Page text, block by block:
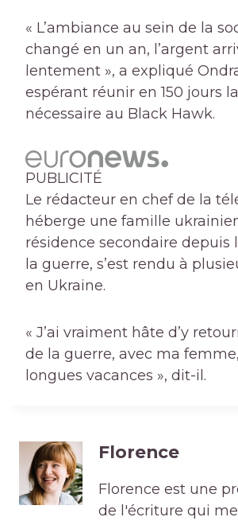
« L’ambiance au sein de la
changé en un an, l’argent
lentement », a expliqué
espérant réunir en 150 jours
nécessaire au Black Hawk.
PUBLICITÉ
Le rédacteur en chef de la
héberge une famille
résidence secondaire depuis
la guerre, s’est rendu à
en Ukraine.
« J’ai vraiment hâte d’y
de la guerre, avec ma
longues vacances », dit-il.
Florence
Florence est une
de l'écriture qui